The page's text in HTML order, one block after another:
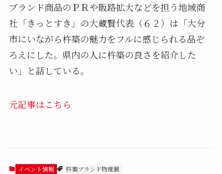
ブランド商品のＰＲや販路拡大などを担う地域商
社「きっとすき」の大蔵賢代表（６２）は「大分
市にいながら杵築の魅力をフルに感じられる品ぞ
ろえにした。県内の人に杵築の良さを紹介した
い」と話している。
元記事はこちら
イベント情報 杵築ブランド物産展